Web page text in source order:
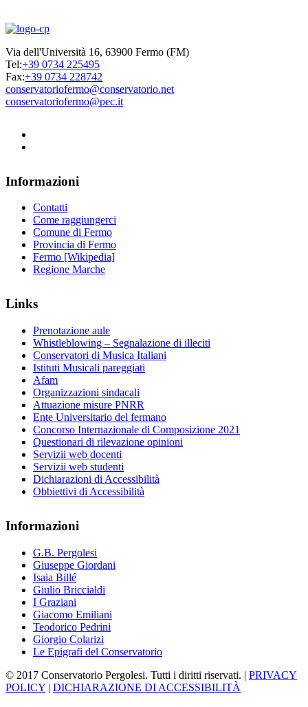
Via dell'Università 16, 63900 Fermo (FM)
Tel:+39 0734 225495
Fax:+39 0734 228742
conservatoriofermo@conservatorio.net
conservatoriofermo@pec.it
Informazioni
Contatti
Come raggiungerci
Comune di Fermo
Provincia di Fermo
Fermo [Wikipedia]
Regione Marche
Links
Prenotazione aule
Whistleblowing – Segnalazione di illeciti
Conservatori di Musica Italiani
Istituti Musicali pareggiati
Afam
Organizzazioni sindacali
Attuazione misure PNRR
Ente Universitario del fermano
Concorso Internazionale di Composizione 2021
Questionari di rilevazione opinioni
Servizii web docenti
Servizii web studenti
Dichiarazioni di Accessibilità
Obbiettivi di Accessibilità
Informazioni
G.B. Pergolesi
Giuseppe Giordani
Isaia Billé
Giulio Briccialdi
I Graziani
Giacomo Emiliani
Teodorico Pedrini
Giorgio Colarizi
Le Epigrafi del Conservatorio
© 2017 Conservatorio Pergolesi. Tutti i diritti riservati. | PRIVACY
POLICY | DICHIARAZIONE DI ACCESSIBILITÀ